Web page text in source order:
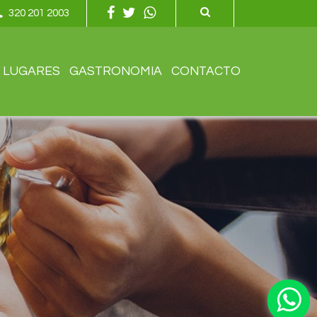
320 201 2003
LUGARES GASTRONOMIA CONTACTO